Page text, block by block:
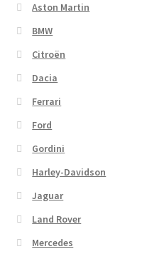
Aston Martin
BMW
Citroën
Dacia
Ferrari
Ford
Gordini
Harley-Davidson
Jaguar
Land Rover
Mercedes